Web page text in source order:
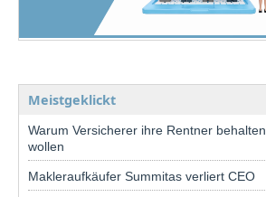
Meistgeklickt
Warum Versicherer ihre Rentner behalten
wollen
Makleraufkäufer Summitas verliert CEO